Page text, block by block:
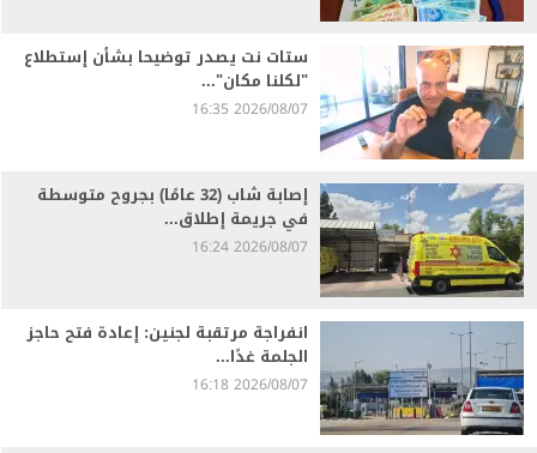
ستات نت يصدر توضيحا بشأن إستطلاع
"لكلنا مكان"...
2026/08/07 16:35
إصابة شاب (32 عامًا) بجروح متوسطة
في جريمة إطلاق...
2026/08/07 16:24
انفراجة مرتقبة لجنين: إعادة فتح حاجز
الجلمة غدًا...
2026/08/07 16:18